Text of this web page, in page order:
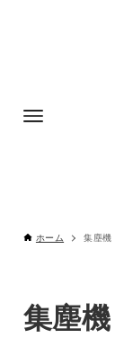
ホーム 集塵機
集塵機